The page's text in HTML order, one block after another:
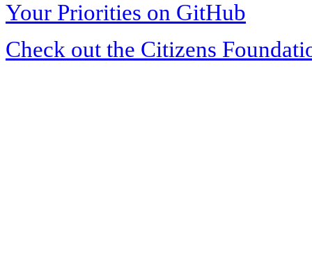
Your Priorities on GitHub
Check out the Citizens